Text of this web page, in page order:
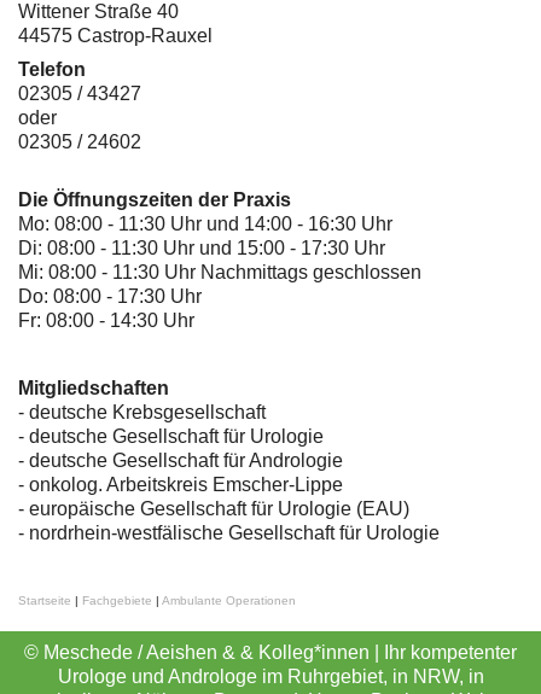
Wittener Straße 40
44575 Castrop-Rauxel
Telefon
02305 / 43427
oder
02305 / 24602
Die Öffnungszeiten der Praxis
Mo: 08:00 - 11:30 Uhr und 14:00 - 16:30 Uhr
Di: 08:00 - 11:30 Uhr und 15:00 - 17:30 Uhr
Mi: 08:00 - 11:30 Uhr Nachmittags geschlossen
Do: 08:00 - 17:30 Uhr
Fr: 08:00 - 14:30 Uhr
Mitgliedschaften
- deutsche Krebsgesellschaft
- deutsche Gesellschaft für Urologie
- deutsche Gesellschaft für Andrologie
- onkolog. Arbeitskreis Emscher-Lippe
- europäische Gesellschaft für Urologie (EAU)
- nordrhein-westfälische Gesellschaft für Urologie
Startseite | Fachgebiete | Ambulante Operationen
© Meschede / Aeishen & & Kolleg*innen | Ihr kompetenter
Urologe und Androloge im Ruhrgebiet, in NRW, in